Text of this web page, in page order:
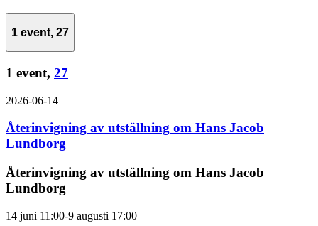
1 event, 27
1 event, 27
2026-06-14
Återinvigning av utställning om Hans Jacob
Lundborg
Återinvigning av utställning om Hans Jacob
Lundborg
14 juni 11:00-9 augusti 17:00